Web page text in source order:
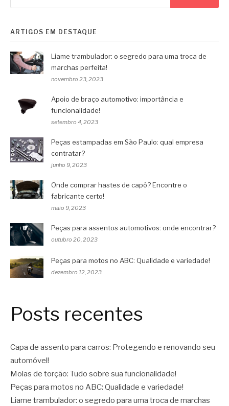
ARTIGOS EM DESTAQUE
Liame trambulador: o segredo para uma troca de
marchas perfeita!
novembro 23, 2023
Apoio de braço automotivo: importância e
funcionalidade!
setembro 4, 2023
Peças estampadas em São Paulo: qual empresa
contratar?
junho 9, 2023
Onde comprar hastes de capô? Encontre o
fabricante certo!
maio 9, 2023
Peças para assentos automotivos: onde encontrar?
outubro 20, 2023
Peças para motos no ABC: Qualidade e variedade!
dezembro 12, 2023
Posts recentes
Capa de assento para carros: Protegendo e renovando seu
automóvel!
Molas de torção: Tudo sobre sua funcionalidade!
Peças para motos no ABC: Qualidade e variedade!
Liame trambulador: o segredo para uma troca de marchas